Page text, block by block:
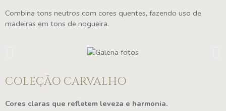
Combina tons neutros com cores quentes, fazendo uso de
madeiras em tons de nogueira.
COLEÇÃO CARVALHO
Cores claras que refletem leveza e harmonia.